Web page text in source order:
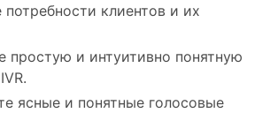
клиентов и их
простую и интуитивно понятную
ясные и понятные голосовые